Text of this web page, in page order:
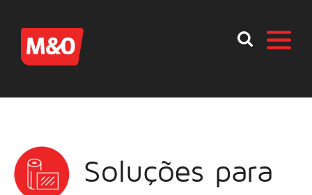
Soluções para